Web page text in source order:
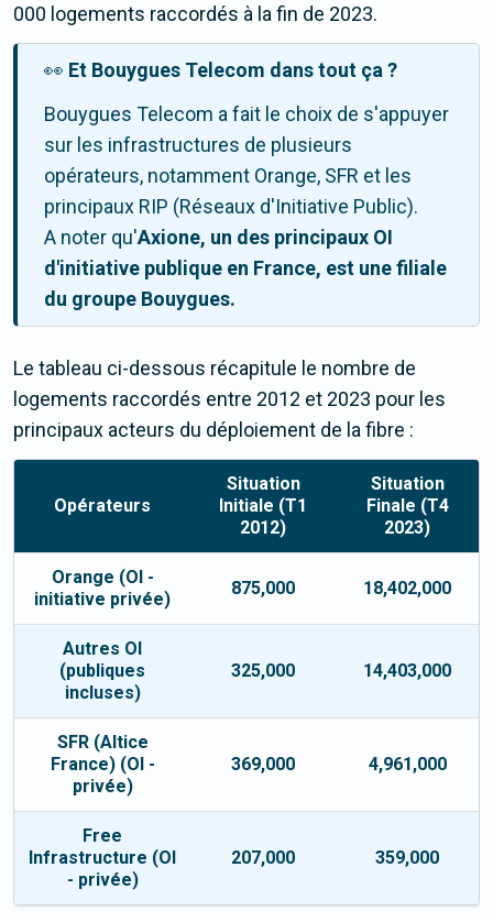
000 logements raccordés à la fin de 2023.
👀 Et Bouygues Telecom dans tout ça ?
Bouygues Telecom a fait le choix de s'appuyer
sur les infrastructures de plusieurs
opérateurs, notamment Orange, SFR et les
principaux RIP (Réseaux d'Initiative Public).
A noter qu'Axione, un des principaux OI
d'initiative publique en France, est une filiale
du groupe Bouygues.
Le tableau ci-dessous récapitule le nombre de
logements raccordés entre 2012 et 2023 pour les
principaux acteurs du déploiement de la fibre :
Opérateurs
Situation
Initiale (T1
2012)
Situation
Finale (T4
2023)
Orange (OI -
initiative privée)
875,000 18,402,000
Autres OI
(publiques
incluses)
325,000 14,403,000
SFR (Altice
France) (OI -
privée)
369,000 4,961,000
Free
Infrastructure (OI
- privée)
207,000 359,000